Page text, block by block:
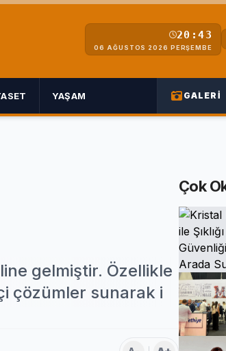
20:43
06 AĞUSTOS 2026 PERŞEMBE
YAŞAM GALERİ
gelmiştir. Özellikle
çözümler sunarak i
Çok